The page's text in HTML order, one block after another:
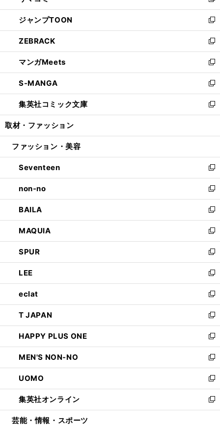
開
く
ウ
で
開
く
ン
ド
ウ
で
開
く
ウ
ィ
ン
ド
ウ
で
開
く
し
い
ウ
ィ
ン
ド
ウ
で
開
く
ジャンプTOON
新
し
い
ウ
ィ
ン
ド
ウ
で
開
ZEBRACK
新
し
い
ウ
ィ
ン
ド
ウ
開
マンガMeets
新
し
い
ウ
ィ
ン
ウ
開
く
S-MANGA
新
し
い
ウ
ン
ウ
で
開
く
集英社コミック文庫
新
し
ウ
ン
ド
ウ
で
開
く
取材・ファッション
ファッション・美容
Seventeen
新
し
い
ウ
ィ
ン
ド
ウ
で
開
く
non-no
新
し
い
ウ
ィ
ン
ド
ウ
で
開
く
BAILA
新
し
い
ウ
ィ
ン
ド
ウ
で
開
く
MAQUIA
新
し
い
ウ
ィ
ン
ド
ウ
で
開
く
SPUR
新
し
い
ウ
ィ
ン
ド
ウ
で
開
く
LEE
新
し
い
ウ
ィ
ン
ド
ウ
で
開
く
eclat
新
し
い
ウ
ィ
ン
ド
ウ
で
開
く
T JAPAN
新
し
い
ウ
ィ
ン
ド
ウ
で
開
HAPPY PLUS ONE
新
し
い
ウ
ィ
ン
ド
ウ
MEN'S NON-NO
新
し
い
ウ
ィ
ン
UOMO
新
し
い
ウ
集英社オンライン
新
し
芸能・情報・スポーツ